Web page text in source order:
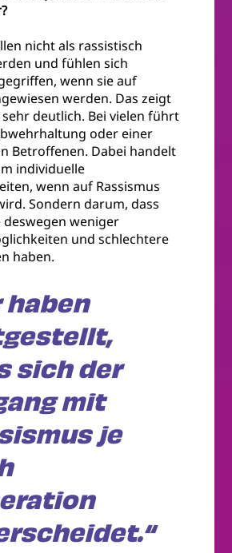
nicht als rassistisch
und fühlen sich
wenn sie auf
werden. Das zeigt
deutlich. Bei vielen führt
oder einer
Betroffenen. Dabei handelt
individuelle
wenn auf Rassismus
Sondern darum, dass
deswegen weniger
und schlechtere
haben.
haben
sich der
mit
je